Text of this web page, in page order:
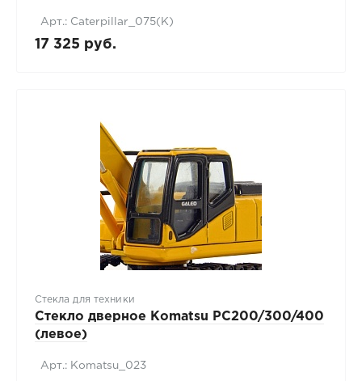
Арт.: Caterpillar_075(К)
17 325 руб.
Стекла для техники
Стекло дверное Komatsu PC200/300/400
(левое)
Арт.: Komatsu_023